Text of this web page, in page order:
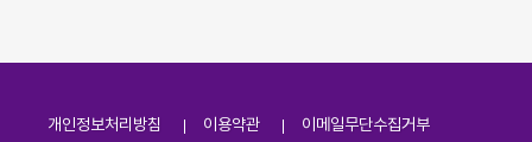
개인정보처리방침 이용약관 이메일무단수집거부